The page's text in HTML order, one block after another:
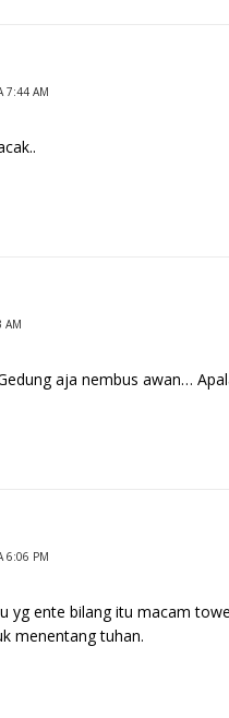
7:44 AM
AM
aja nembus awan…
6:06 PM
yg ente bilang itu macam
menentang tuhan.